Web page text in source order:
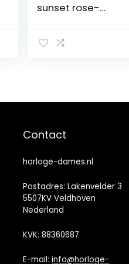
sunset rose-
in zilver met
Contact
horloge-dames.nl
Postadres: Lakenvelder 3
5507KV Veldhoven
Nederland
KVK: 88360687
E-mail:info@horloge-